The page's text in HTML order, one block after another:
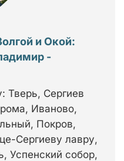
и Окой:
-
Тверь, Сергиев
Иваново,
Покров,
Сергиеву лавру,
Успенский собор,